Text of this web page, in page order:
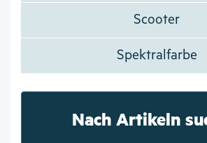
Scooter
Spektralfarbe
Nach Artikeln